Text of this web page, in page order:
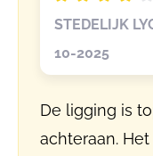
STEDELIJK
10-2025
De ligging is
achteraan.